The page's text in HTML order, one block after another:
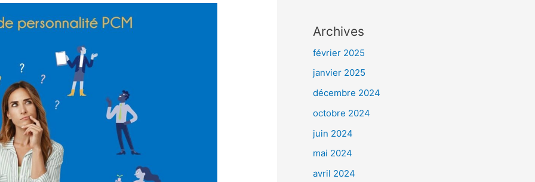
Archives
février 2025
janvier 2025
décembre 2024
octobre 2024
juin 2024
mai 2024
avril 2024